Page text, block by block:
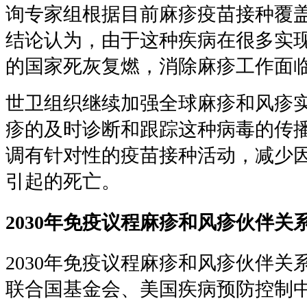
询专家组根据目前麻疹疫苗接种覆
结论认为，由于这种疾病在很多实
的国家死灰复燃，消除麻疹工作面
世卫组织继续加强全球麻疹和风疹
疹的及时诊断和跟踪这种病毒的传
调有针对性的疫苗接种活动，减少
引起的死亡。
2030年免疫议程麻疹和风疹伙伴关
2030年免疫议程麻疹和风疹伙伴关
联合国基金会、美国疾病预防控制